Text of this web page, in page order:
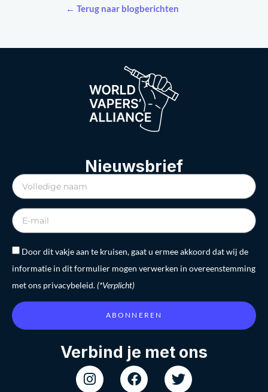
← Terug naar blogberichten
Nieuwsbrief
Door dit vakje aan te kruisen, gaat u ermee akkoord dat wij de
informatie in dit formulier mogen verwerken in overeenstemming
met ons privacybeleid.(*Verplicht)
ABONNEREN
Verbind je met ons